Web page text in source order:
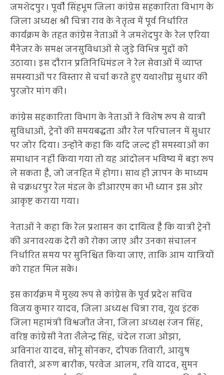
जमशेदपुर। पूर्वी सिंहभूम जिला कांग्रेस सहकारिता विभाग के
जिला अध्यक्ष श्री चिन्ना राव के नेतृत्व में पूर्व निर्धारित
कार्यक्रम के तहत कांग्रेस नेताओं ने जमशेदपुर के रेल एरिया
मैनेजर के समक्ष जनसुविधाओं से जुड़े विभिन्न मुद्दों को
उठाया। इस दौरान प्रतिनिधिमंडल ने रेल सेवाओं में व्याप्त
समस्याओं पर विस्तार से चर्चा करते हुए यथाशीघ्र सुधार की
पुरजोर मांग की।
कांग्रेस सहकारिता विभाग के नेताओं ने विशेष रूप से यात्री
सुविधाओं, ट्रेनों की समयबद्धता और रेल परिचालन में सुधार
पर जोर दिया। उन्होंने कहा कि यदि जल्द ही समस्याओं का
समाधान नहीं किया गया तो यह आंदोलन भविष्य में बड़ा रूप
ले सकता है, जो जनहित में होगा। साथ ही ज्ञापन के माध्यम
से चक्रधरपुर रेल मंडल के डीआरएम का भी ध्यान इस ओर
आकृष्ट कराया गया।
नेताओं ने कहा कि रेल प्रशासन का दायित्व है कि यात्री ट्रेनों
की अनावश्यक देरी को रोका जाए और उनका संचालन
निर्धारित समय पर सुनिश्चित किया जाए, ताकि आम यात्रियों
को राहत मिल सके।
इस कार्यक्रम में मुख्य रूप से कांग्रेस के पूर्व प्रदेश सचिव
विजय कुमार यादव, जिला अध्यक्ष चिन्ना राव, यूथ इंटक
जिला महामंत्री विश्वजीत जेना, जिला अध्यक्ष रंजन सिंह,
वरिष्ठ कांग्रेसी नेता शैलेन्द्र सिंह, चंदेल राजा ओझा,
अविनाश यादव, सोनू सोनकर, दीपक तिवारी, आयुष
तिवारी, अरुण बारीक, परवेज आलम, रवि यादव, सुमन